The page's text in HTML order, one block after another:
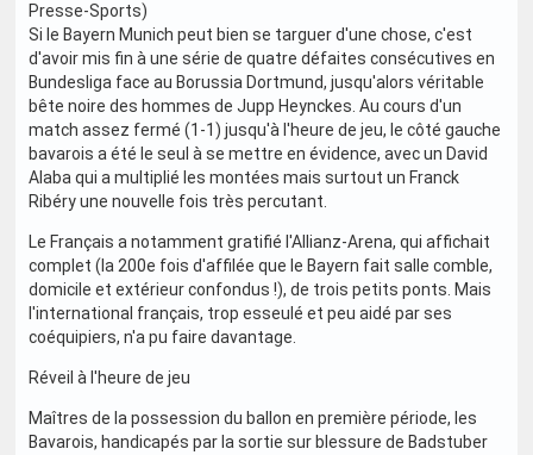
Presse-Sports)
Si le Bayern Munich peut bien se targuer d'une chose, c'est
d'avoir mis fin à une série de quatre défaites consécutives en
Bundesliga face au Borussia Dortmund, jusqu'alors véritable
bête noire des hommes de Jupp Heynckes. Au cours d'un
match assez fermé (1-1) jusqu'à l'heure de jeu, le côté gauche
bavarois a été le seul à se mettre en évidence, avec un David
Alaba qui a multiplié les montées mais surtout un Franck
Ribéry une nouvelle fois très percutant.
Le Français a notamment gratifié l'Allianz-Arena, qui affichait
complet (la 200e fois d'affilée que le Bayern fait salle comble,
domicile et extérieur confondus !), de trois petits ponts. Mais
l'international français, trop esseulé et peu aidé par ses
coéquipiers, n'a pu faire davantage.
Réveil à l'heure de jeu
Maîtres de la possession du ballon en première période, les
Bavarois, handicapés par la sortie sur blessure de Badstuber